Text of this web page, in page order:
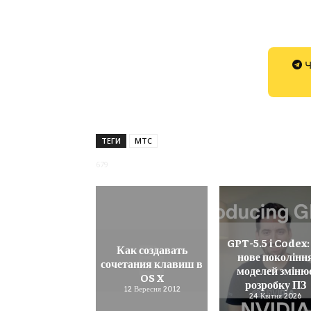
ТЕГИ МТС
Как создавать
сочетания клавиш в
OS X
12 Вересня 2012
GPT-5.5 і
нове
моделей
розробку ПЗ
24 Квітня 2026